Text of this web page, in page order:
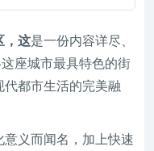
，这是一份内容详尽、
座城市最具特色的街
都市生活的完美融
义而闻名，加上快速